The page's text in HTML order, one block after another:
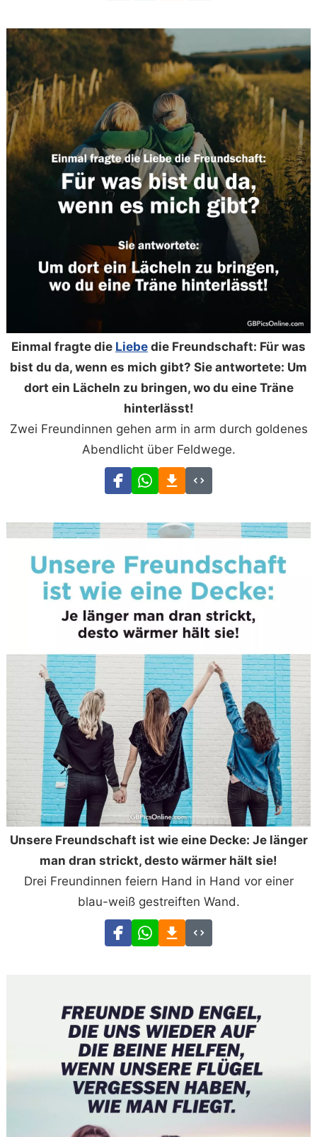
Einmal fragte die Liebe die Freundschaft: Für was
bist du da, wenn es mich gibt? Sie antwortete: Um
dort ein Lächeln zu bringen, wo du eine Träne
hinterlässt!
Zwei Freundinnen gehen arm in arm durch goldenes
Abendlicht über Feldwege.
Unsere Freundschaft ist wie eine Decke: Je länger
man dran strickt, desto wärmer hält sie!
Drei Freundinnen feiern Hand in Hand vor einer
blau-weiß gestreiften Wand.